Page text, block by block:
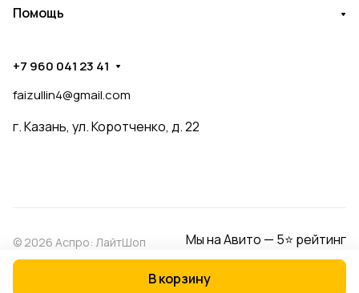
В корзину
Помощь
+7 960 041 23 41
faizullin4@gmail.com
г. Казань, ул. Коротченко, д. 22
© 2026 Аспро: ЛайтШоп Мы на Авито — 5⭐ рейтинг
Оферта